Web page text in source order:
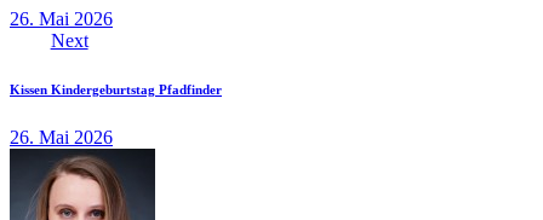
26. Mai 2026
Next
Kissen Kindergeburtstag Pfadfinder
26. Mai 2026